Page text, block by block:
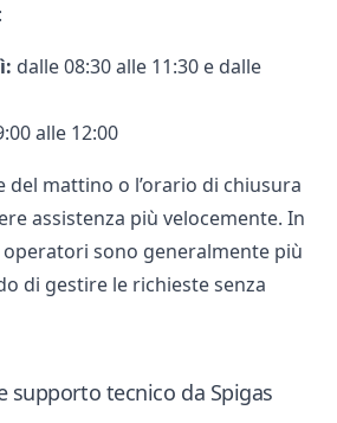
dalle 08:30 alle 11:30 e dalle
alle 12:00
del mattino o l’orario di chiusura
assistenza più velocemente. In
sono generalmente più
di gestire le richieste senza
supporto tecnico da Spigas